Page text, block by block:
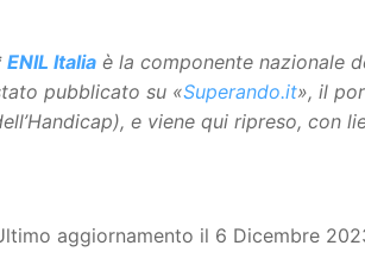
ENIL Italia è la componente nazionale
pubblicato su «Superando.it», il
e viene qui ripreso, con
aggiornamento il 6 Dicembre